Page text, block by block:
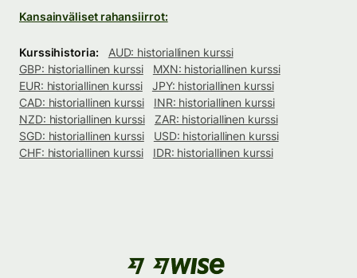
Kansainväliset rahansiirrot:
Kurssihistoria:
AUD: historiallinen kurssi
GBP: historiallinen kurssi
MXN: historiallinen kurssi
EUR: historiallinen kurssi
JPY: historiallinen kurssi
CAD: historiallinen kurssi
INR: historiallinen kurssi
NZD: historiallinen kurssi
ZAR: historiallinen kurssi
SGD: historiallinen kurssi
USD: historiallinen kurssi
CHF: historiallinen kurssi
IDR: historiallinen kurssi